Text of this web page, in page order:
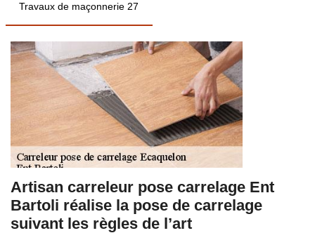
Travaux de maçonnerie 27
Artisan carreleur pose carrelage Ent
Bartoli réalise la pose de carrelage
suivant les règles de l’art